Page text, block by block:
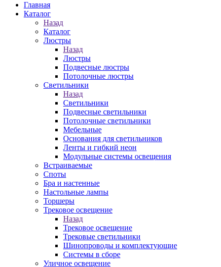
Главная
Каталог
Назад
Каталог
Люстры
Назад
Люстры
Подвесные люстры
Потолочные люстры
Светильники
Назад
Светильники
Подвесные светильники
Потолочные светильники
Мебельные
Основания для светильников
Ленты и гибкий неон
Модульные системы освещения
Встраиваемые
Споты
Бра и настенные
Настольные лампы
Торшеры
Трековое освещение
Назад
Трековое освещение
Трековые светильники
Шинопроводы и комплектующие
Системы в сборе
Уличное освещение